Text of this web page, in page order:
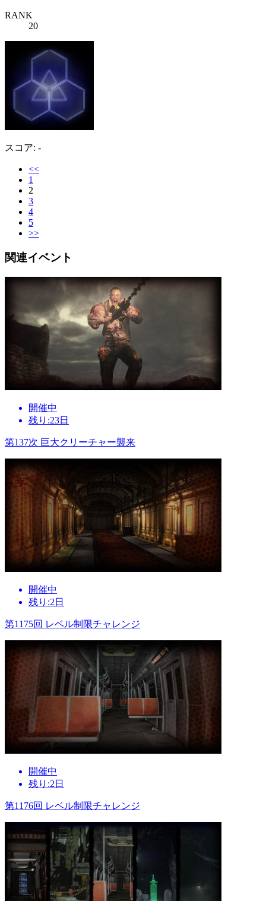
RANK
20
スコア: -
<<
1
2
3
4
5
>>
関連イベント
開催中
残り:23日
第137次 巨大クリーチャー襲来
開催中
残り:2日
第1175回 レベル制限チャレンジ
開催中
残り:2日
第1176回 レベル制限チャレンジ